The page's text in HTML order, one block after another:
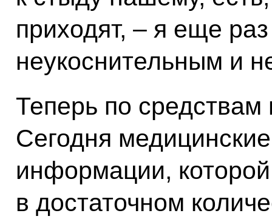
приходят, – я еще
неукоснительным и
Теперь по
Сегодня
информации,
в достаточном